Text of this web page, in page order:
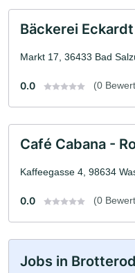
Bäckerei
Markt 17, 36433 Bad
0.0 (0
Café Cabana -
Kaffeegasse 4, 98634
0.0 (0
Jobs in